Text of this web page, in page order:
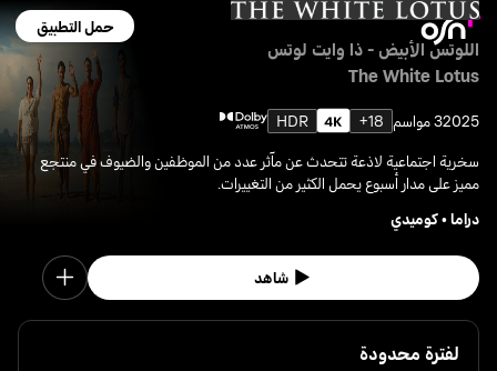
حمل التطبيق
اللوتس الأبيض - ذا وايت لوتس
The White Lotus
20253 مواسم 18+
HDR
سخرية اجتماعية لاذعة تتحدث عن مآثر عدد من الموظفين والضيوف في منتجع
مميز على مدار أسبوع يحمل الكثير من التغييرات.
دراما•كوميدي
شاهد
لفترة محدودة